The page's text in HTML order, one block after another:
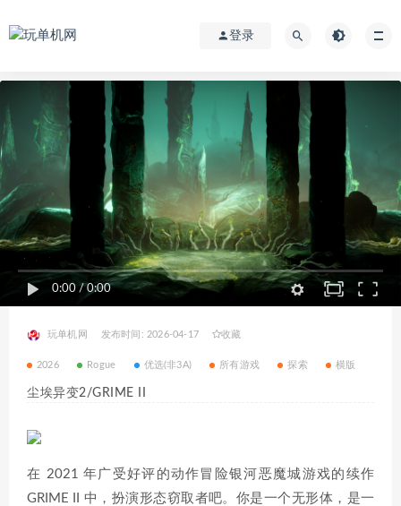
登录
0:00 /0:00
玩单机网 发布时间: 2026-04-17 收藏
2026 Rogue 优选(非3A) 所有游戏 探索 横版
尘埃异变2/GRIME II
在 2021 年广受好评的动作冒险银河恶魔城游戏的续作
GRIME II 中，扮演形态窃取者吧。你是一个无形体，是一